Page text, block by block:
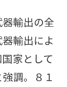
輸出の全
輸出によ
家として
調。８１